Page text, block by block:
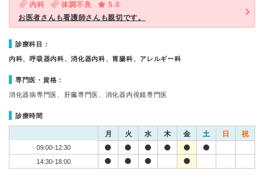
内科 体調不良
5.0
お医者さんも看護師さんも親切です。
診療科目：
内科、呼吸器内科、消化器内科、胃腸科、アレルギー科
専門医・資格：
消化器病専門医、肝臓専門医、消化器内視鏡専門医
診療時間
月 火 水 木 金 土 日 祝
09:00-12:30
14:30-18:00